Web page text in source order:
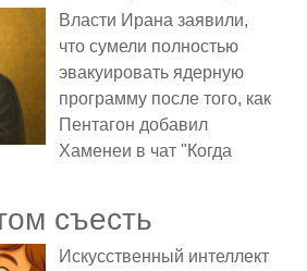
Власти Ирана заявили,
что сумели полностью
эвакуировать ядерную
программу после того, как
Пентагон добавил
Хаменеи в чат "Когда
съесть
Искусственный интеллект